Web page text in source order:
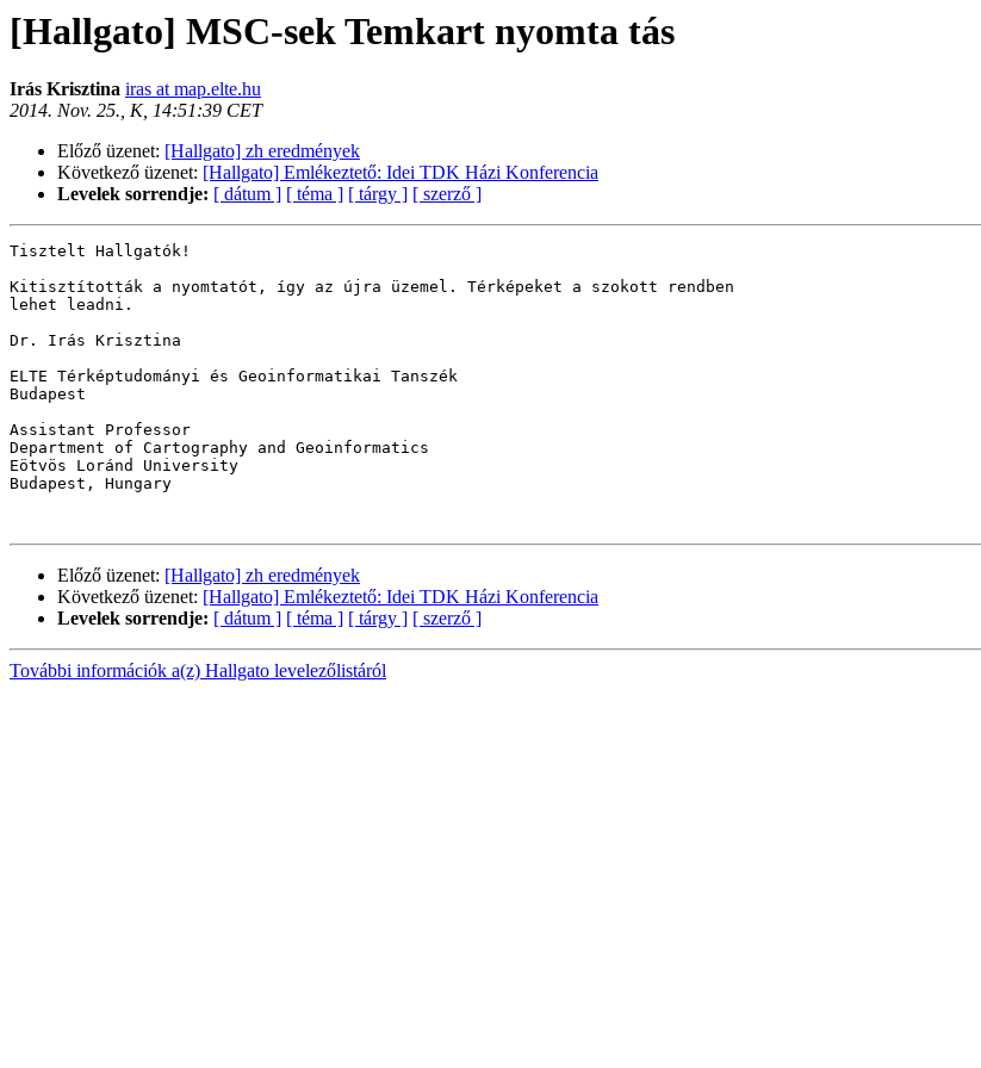
[Hallgato] MSC-sek Temkart nyomta tás
Irás Krisztina iras at map.elte.hu
2014. Nov. 25., K, 14:51:39 CET
Előző üzenet: [Hallgato] zh eredmények
Következő üzenet: [Hallgato] Emlékeztető: Idei TDK Házi Konferencia
Levelek sorrendje: [ dátum ] [ téma ] [ tárgy ] [ szerző ]
Tisztelt Hallgatók!
Kitisztították a nyomtatót, így az újra üzemel. Térképeket a szokott rendben
lehet leadni.
Dr. Irás Krisztina
ELTE Térképtudományi és Geoinformatikai Tanszék
Budapest
Assistant Professor
Department of Cartography and Geoinformatics
Eötvös Loránd University
Budapest, Hungary
Előző üzenet: [Hallgato] zh eredmények
Következő üzenet: [Hallgato] Emlékeztető: Idei TDK Házi Konferencia
Levelek sorrendje: [ dátum ] [ téma ] [ tárgy ] [ szerző ]
További információk a(z) Hallgato levelezőlistáról